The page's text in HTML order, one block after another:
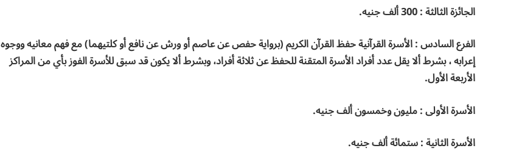
الجائزة الثالثة : 300 ألف جنيه.
الفرع السادس : الأسرة القرآنية حفظ القرآن الكريم (برواية حفص عن عاصم أو ورش عن نافع أو كلتيهما) مع فهم معانيه ووجوه
إعرابه ، بشرط ألا يقل عدد أفراد الأسرة المتقنة للحفظ عن ثلاثة أفراد، وبشرط ألا يكون قد سبق للأسرة الفوز بأي من المراكز
الأربعة الأول.
الأسرة الأولى : مليون وخمسون ألف جنيه.
الأسرة الثانية : ستمائة ألف جنيه.